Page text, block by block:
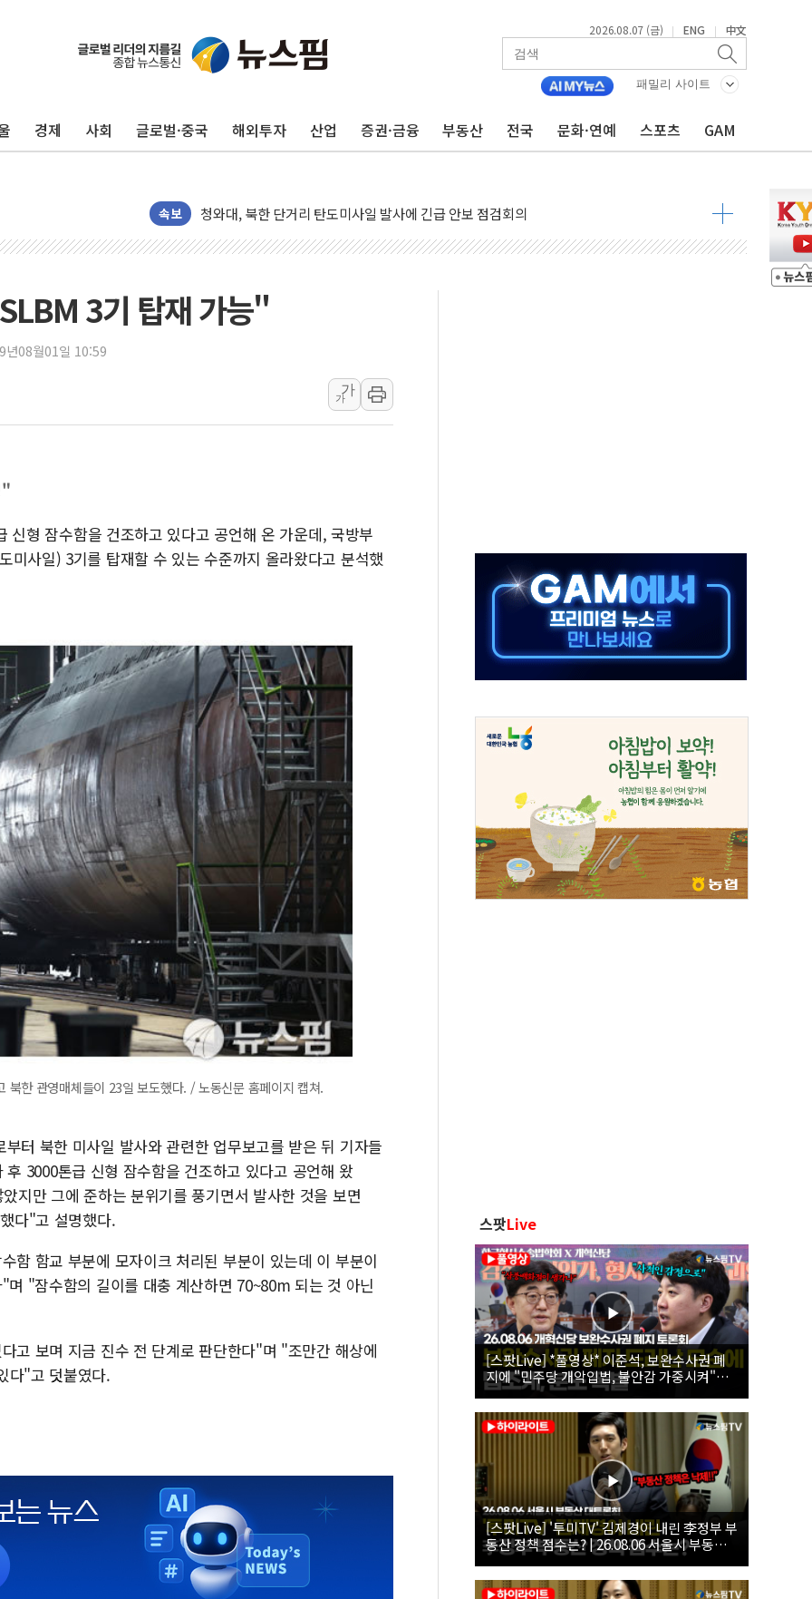
2026.08.07 (금) | ENG | 中文
패밀리 사이트
경제 사회 글로벌·중국 해외투자 산업 증권·금융 부동산 전국 문화·연예 스포츠 GAM
속보
리투아니아 국방 "러, 우크라 드론으로 나토 회원국 공격 검토… 거짓 깃발 작전"
구광모, 내주 실리콘밸리서 젠슨 황 재회…로봇·AI 데이터센터·모빌리티 구체화
김정관 장관 "영업이익 N% 성과급 반대…상법·자본시장법 개정 논의"
뉴욕증시 프리뷰, 미 주가선물 AI주 차익실현 속 혼조세...웨스턴디지털·샌디스크↓
금값 7주 만에 최고…美 고용 둔화·호르무즈 재개방 기대에 강세
[인도증시] 중동 긴장 완화에 실적 호조까지, 상승...호실적 보고 기업 상승세 뚜렷
[베트남 증시] 지수 하락 속 'DGC' 임시 주총 기대감에 홀로 상한가…마진 잔액은 사상 최고
'월가의 황제' 다이먼 "금융시장 레버리지 위험수위…숨은 차입이 더 큰 변수"
김정관 산업부 장관 "주 52시간 손봐야, 경쟁상대 中과 비교해야"
해군 1함대 창설 80주년…지역과 함께하는 '선봉'의 대민 봉사
[3보] 북, 원산서 동해로 단거리 탄도미사일 1발 발사… 올해 10번째·42일 만 도발
구미 폐염산처리업체서 불 2시간30여분만에 진화...외국인 노동자 숨져
해군과 함께하는 '불금전파, 송정' 시즌2
3기 탑재 가능"
년08월01일 10:59
가
가
"
형 잠수함을 건조하고 있다고 공언해 온 가운데, 국방부
미사일) 3기를 탑재할 수 있는 수준까지 올라왔다고 분석했
북한 관영매체들이 23일 보도했다. / 노동신문 홈페이지 캡쳐.
터 북한 미사일 발사와 관련한 업무보고를 받은 뒤 기자들
3000톤급 신형 잠수함을 건조하고 있다고 공언해 왔
지만 그에 준하는 분위기를 풍기면서 발사한 것을 보면
다"고 설명했다.
함 함교 부분에 모자이크 처리된 부분이 있는데 이 부분이
"잠수함의 길이를 대충 계산하면 70~80m 되는 것 아닌
고 보며 지금 진수 전 단계로 판단한다"며 "조만간 해상에
다"고 덧붙였다.
스팟Live
[스팟Live] *풀영상* 이준석, 보완수사권 폐
지에 "민주당 개악입법, 불안감 가중시켜"｜
26.08.06 개혁신당 보완수사권 폐지 토론회
[스팟Live] '투미TV' 김제경이 내린 李정부 부
동산 정책 점수는? | 26.08.06 서울시 부동산
대토론회